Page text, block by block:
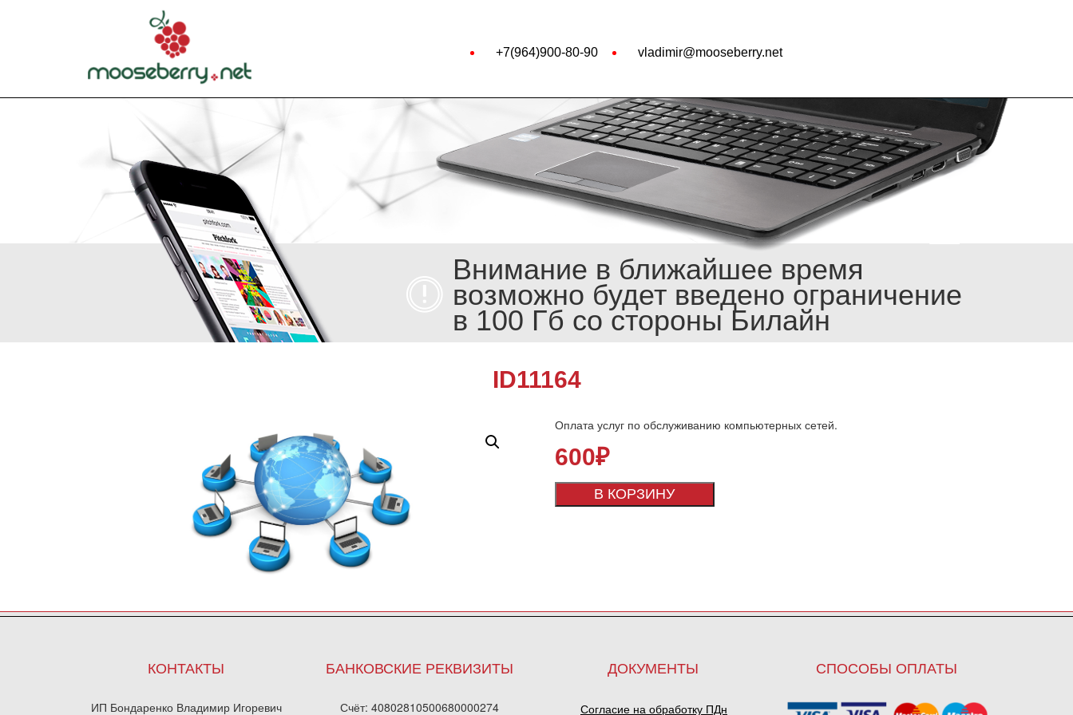
+7(964)900-80-90 vladimir@mooseberry.net
Внимание в ближайшее время
возможно будет введено ограничение
в 100 Гб со стороны Билайн
ID11164
Оплата услуг по обслуживанию компьютерных сетей.
600₽
В КОРЗИНУ
КОНТАКТЫ
ИП Бондаренко Владимир Игоревич
БАНКОВСКИЕ РЕКВИЗИТЫ
Счёт: 40802810500680000274
ДОКУМЕНТЫ
Согласие на обработку ПДн
СПОСОБЫ ОПЛАТЫ